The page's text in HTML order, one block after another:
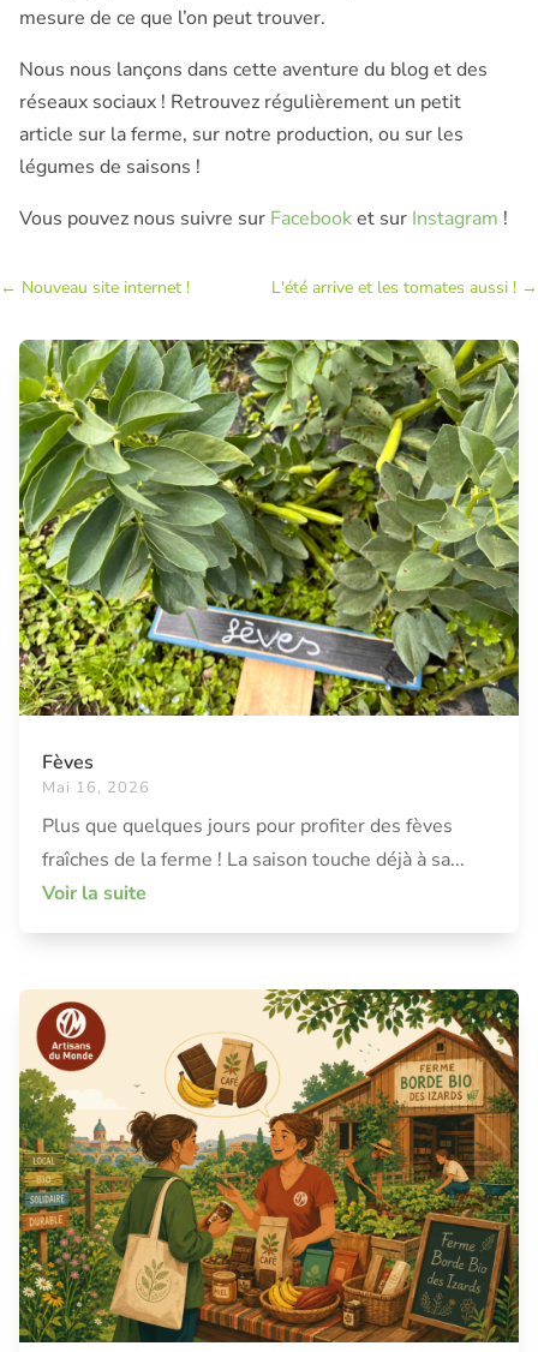
mesure de ce que l’on peut trouver.
Nous nous lançons dans cette aventure du blog et des
réseaux sociaux ! Retrouvez régulièrement un petit
article sur la ferme, sur notre production, ou sur les
légumes de saisons !
Vous pouvez nous suivre sur Facebooket sur Instagram !
← Nouveau site internet ! L'été arrive et les tomates aussi ! →
Fèves
Mai 16, 2026
Plus que quelques jours pour profiter des fèves
fraîches de la ferme ! La saison touche déjà à sa...
Voir la suite